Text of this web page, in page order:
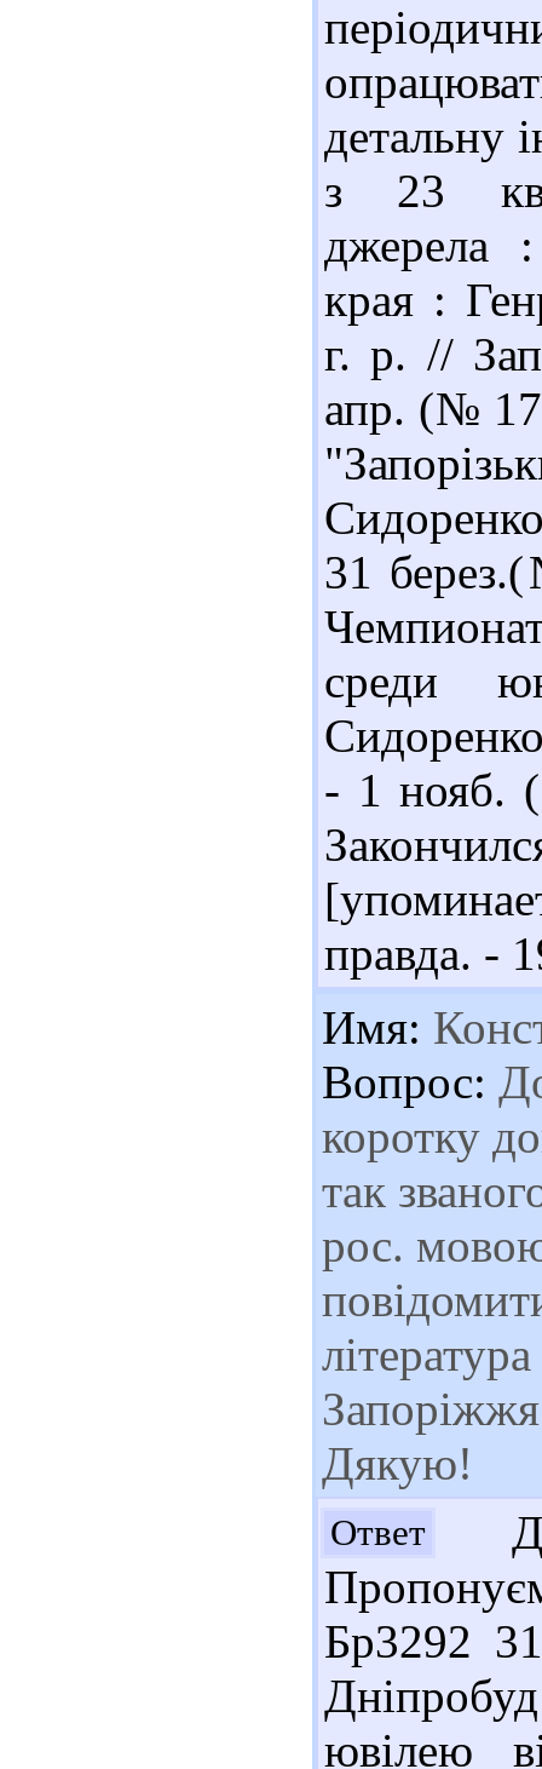
детальну
з 23
джерела
края :
г. р. //
апр. (№
31
среди
- 1 нояб.
правда. -
Имя:
Вопрос:
коротку
так
рос.
Запоріжжя
Дякую!
Ответ
Бр3292
ювілею